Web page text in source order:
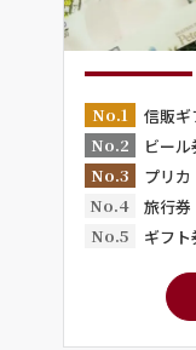
No.1
信販ギ
No.2
ビール
No.3
プリカ
No.4
旅行券
No.5
ギフト